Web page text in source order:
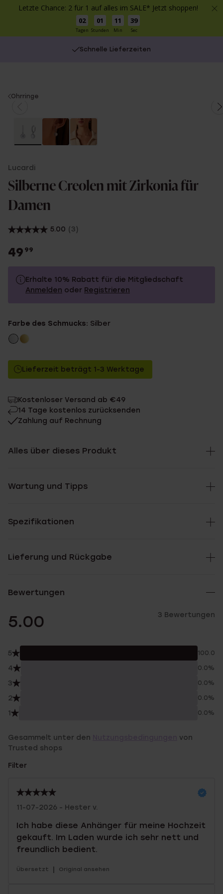
Letzte Chance: 2 für 1 auf alles im SALE* Jetzt shoppen!
02
Tagen
01
Stunden
11
Min
39
Sec
Schnelle Lieferzeiten
You
Ohrringe
Lucardi
Silberne Creolen mit Zirkonia für
Damen
5.00 (3)
49 99
Erhalte 10% Rabatt für die Mitgliedschaft
Anmelden oder Registrieren
Ohne Mitgliederrabatt
Farbe des Schmucks: Silber
Lieferzeit beträgt 1-3 Werktage
Kostenloser Versand ab €49
14 Tage kostenlos zurücksenden
Zahlung auf Rechnung
Alles über dieses Produkt
Wartung und Tipps
Spezifikationen
Lieferung und Rückgabe
Bewertungen
5.00 3 Bewertungen
5 100.0%
4 0.0%
3 0.0%
2 0.0%
1 0.0%
Gesammelt unter den
von
Trusted shops
Filter
11-07-2026 - Hester v.
Ich habe diese Anhänger für meine Hochzeit
gekauft. Im Laden wurde ich sehr nett und
freundlich bedient.
Übersetzt | Original ansehen